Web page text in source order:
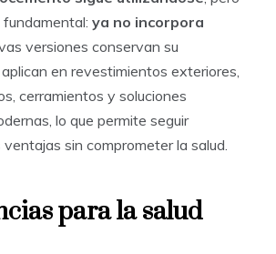
ya no incorpora
versiones conservan su
en revestimientos exteriores,
cerramientos y soluciones
lo que permite seguir
sin comprometer la salud.
para la salud